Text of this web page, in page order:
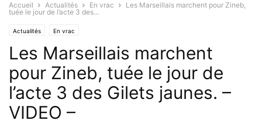
Accueil Actualités En vrac
Les Marseillais marchent pour Zineb,
tuée le jour de l’acte 3 des...
Actualités En vrac
Les Marseillais marchent
pour Zineb, tuée le jour de
l’acte 3 des Gilets jaunes. –
VIDEO –